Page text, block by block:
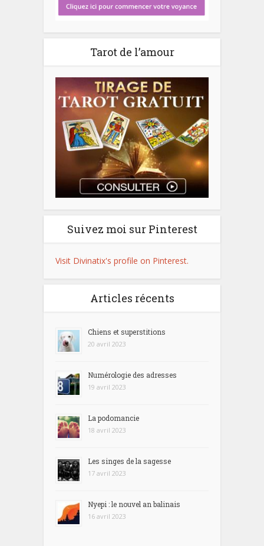
Tarot de l’amour
Suivez moi sur Pinterest
Visit Divinatix's profile on Pinterest.
Articles récents
Chiens et superstitions
20 avril 2023
Numérologie des adresses
19 avril 2023
La podomancie
18 avril 2023
Les singes de la sagesse
17 avril 2023
Nyepi : le nouvel an balinais
16 avril 2023